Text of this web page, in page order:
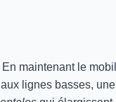
maintenant le
lignes basses, une